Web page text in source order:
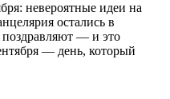
невероятные идеи на
остались в
— и это
— день, который